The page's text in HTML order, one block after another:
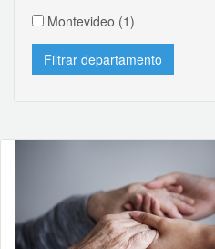
Montevideo (1)